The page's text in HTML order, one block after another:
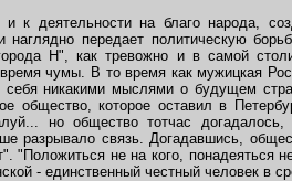
к деятельности на благо народа,
передает политическую
Н", как тревожно и в самой
чумы. В то время как мужицкая
себя никакими мыслями о будущем
общество, которое оставил в
но общество тотчас догадалось,
разрывало связь. Догадавшись,
"Положиться не на кого, понадеяться
- единственный честный человек в